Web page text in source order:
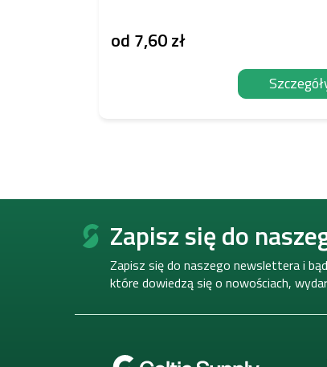
od 7,60 zł
S
Zapisz się do
Zapisz się do naszego newslettera i
które dowiedzą się o nowościach,